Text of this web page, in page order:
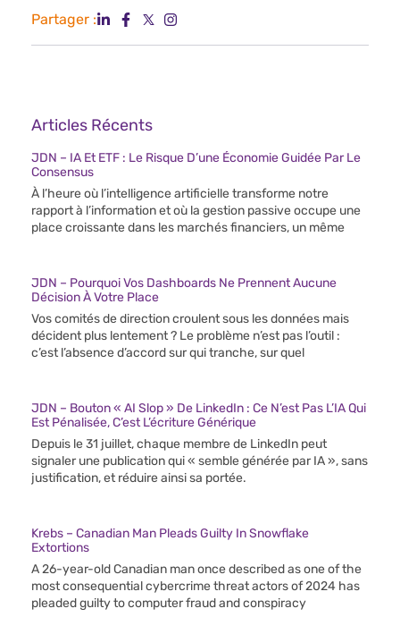
Partager :
Articles Récents
JDN – IA Et ETF : Le Risque D’une Économie Guidée Par Le
Consensus
À l’heure où l’intelligence artificielle transforme notre
rapport à l’information et où la gestion passive occupe une
place croissante dans les marchés financiers, un même
JDN – Pourquoi Vos Dashboards Ne Prennent Aucune
Décision À Votre Place
Vos comités de direction croulent sous les données mais
décident plus lentement ? Le problème n’est pas l’outil :
c’est l’absence d’accord sur qui tranche, sur quel
JDN – Bouton « AI Slop » De LinkedIn : Ce N’est Pas L’IA Qui
Est Pénalisée, C’est L’écriture Générique
Depuis le 31 juillet, chaque membre de LinkedIn peut
signaler une publication qui « semble générée par IA », sans
justification, et réduire ainsi sa portée.
Krebs – Canadian Man Pleads Guilty In Snowflake
Extortions
A 26-year-old Canadian man once described as one of the
most consequential cybercrime threat actors of 2024 has
pleaded guilty to computer fraud and conspiracy